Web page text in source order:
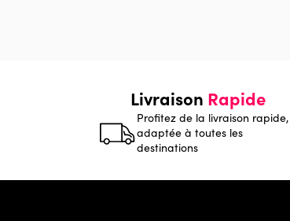
Livraison Rapide
Profitez de la livraison rapide,
adaptée à toutes les
destinations